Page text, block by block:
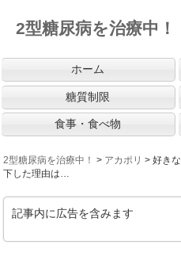
2型糖尿病を治療中！
ホーム
糖質制限
食事・食べ物
2型糖尿病を治療中！ > アカポリ >好き
下した理由は…
記事内に広告を含みます